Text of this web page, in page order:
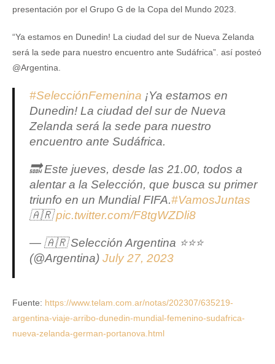
presentación por el Grupo G de la Copa del Mundo 2023.
“Ya estamos en Dunedin! La ciudad del sur de Nueva Zelanda
será la sede para nuestro encuentro ante Sudáfrica”. así posteó
@Argentina.
#SelecciónFemenina ¡Ya estamos en
Dunedin! La ciudad del sur de Nueva
Zelanda será la sede para nuestro
encuentro ante Sudáfrica.
🔜 Este jueves, desde las 21.00, todos a
alentar a la Selección, que busca su primer
triunfo en un Mundial FIFA.#VamosJuntas
🇦🇷pic.twitter.com/F8tgWZDli8
— 🇦🇷 Selección Argentina ⭐⭐⭐
(@Argentina) July 27, 2023
Fuente: https://www.telam.com.ar/notas/202307/635219-
argentina-viaje-arribo-dunedin-mundial-femenino-sudafrica-
nueva-zelanda-german-portanova.html